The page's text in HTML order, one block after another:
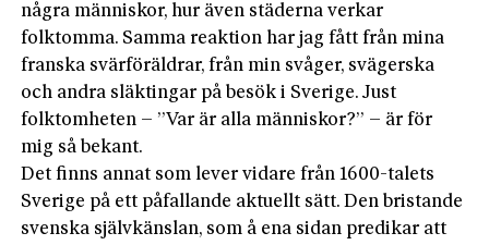
några människor, hur även städerna verkar
folktomma. Samma reaktion har jag fått från mina
franska svärföräldrar, från min svåger, svägerska
och andra släktingar på besök i Sverige. Just
folktomheten – ”Var är alla människor?” – är för
mig så bekant.
Det finns annat som lever vidare från 1600-talets
Sverige på ett påfallande aktuellt sätt. Den bristande
svenska självkänslan, som å ena sidan predikar att